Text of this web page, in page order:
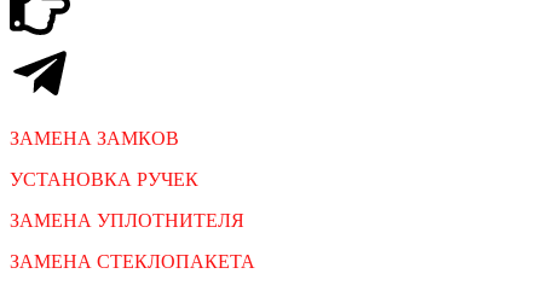
ЗАМЕНА ЗАМКОВ
УСТАНОВКА РУЧЕК
ЗАМЕНА УПЛОТНИТЕЛЯ
ЗАМЕНА СТЕКЛОПАКЕТА